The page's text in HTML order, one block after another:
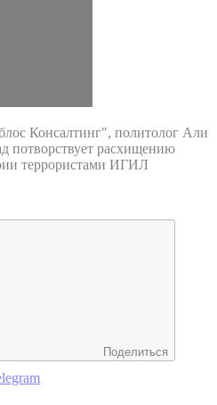
Консалтинг", политолог Али
потворствует расхищению
террористами ИГИЛ
Поделиться